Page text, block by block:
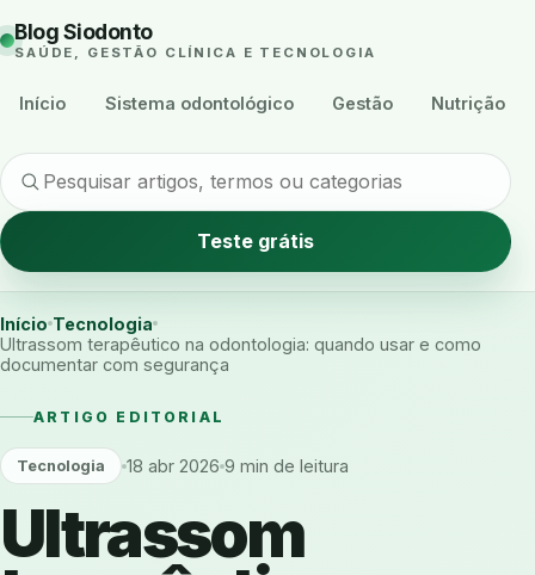
Blog Siodonto
SAÚDE, GESTÃO CLÍNICA E TECNOLOGIA
Início Sistema odontológico Gestão Nutrição
Teste grátis
Início Tecnologia
Ultrassom terapêutico na odontologia: quando usar e como
documentar com segurança
ARTIGO EDITORIAL
Tecnologia 18 abr 2026 9 min de leitura
Ultrassom